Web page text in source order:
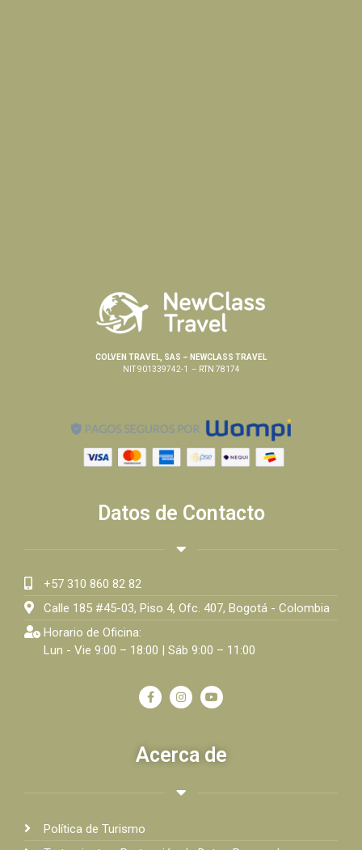
COLVEN TRAVEL, SAS – NEWCLASS TRAVEL
NIT 901339742-1 – RTN 78174
Datos de Contacto
+57 310 860 82 82
Calle 185 #45-03, Piso 4, Ofc. 407, Bogotá - Colombia
Horario de Oficina:
Lun - Vie 9:00 – 18:00 | Sáb 9:00 – 11:00
Acerca de
Política de Turismo